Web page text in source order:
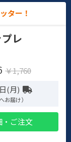
ター！
レ
￥1,760
(月)
お届け）
・ご注文